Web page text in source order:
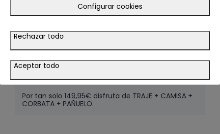
CAMISA ASTON MISTER
ROJO
29.95€
SELECCIONAR TALLA
Por tan solo 149,95€ disfruta de TRAJE + CAMISA +
CORBATA + PAÑUELO.
Configurar cookies
Rechazar todo
Aceptar todo